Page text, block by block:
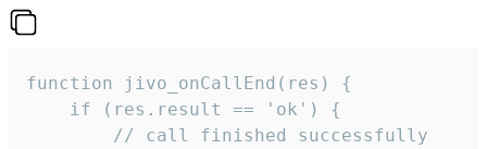
function jivo_onCallEnd(res) {
    if (res.result == 'ok') {
        // call finished successfully